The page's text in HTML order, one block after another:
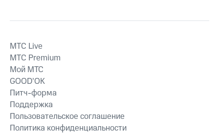
MTС Live
MTС Premium
Мой МТС
GOOD’OK
Питч-форма
Поддержка
Пользовательское соглашение
Политика конфиденциальности